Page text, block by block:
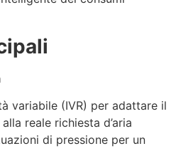
variabile (IVR) per adattare il
reale richiesta d’aria
di pressione per un